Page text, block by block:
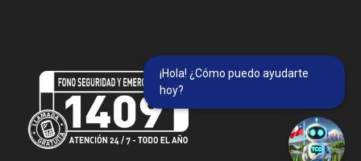
¡Hola! ¿Cómo puedo ayudarte
hoy?